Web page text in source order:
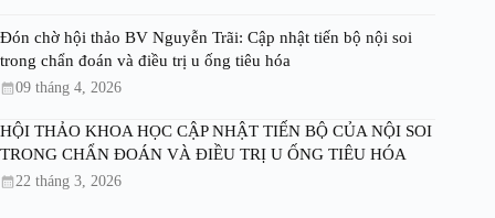
Đón chờ hội thảo BV Nguyễn Trãi: Cập nhật tiến bộ nội soi
trong chẩn đoán và điều trị u ống tiêu hóa
09 tháng 4, 2026
HỘI THẢO KHOA HỌC CẬP NHẬT TIẾN BỘ CỦA NỘI SOI
TRONG CHẨN ĐOÁN VÀ ĐIỀU TRỊ U ỐNG TIÊU HÓA
22 tháng 3, 2026